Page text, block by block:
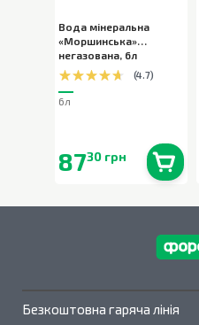
Вода мінеральна
«Моршинська»
негазована, 6л
(4.7)
6л
8730 грн
Безкоштовна гаряча лінія